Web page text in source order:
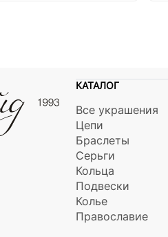
КАТАЛОГ
Все украшения
Цепи
Браслеты
Серьги
Кольца
Подвески
Колье
Православие